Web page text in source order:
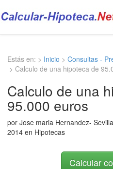
Estás en: > Inicio > Consultas -
> Calculo de una hipoteca de
Calculo de una
95.000 euros
por Jose maria Hernandez-
2014 en Hipotecas
Calcular